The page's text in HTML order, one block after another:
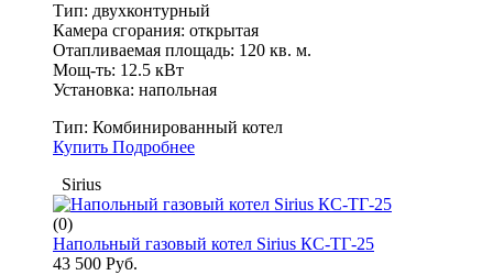
Тип: двухконтурный
Камера сгорания: открытая
Отапливаемая площадь: 120 кв. м.
Мощ-ть: 12.5 кВт
Установка: напольная
Тип: Комбинированный котел
Купить Подробнее
Sirius
(0)
Напольный газовый котел Sirius КС-ТГ-25
43 500 Руб.